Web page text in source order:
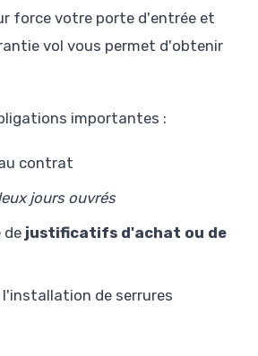
force votre porte d'entrée et
vol vous permet d'obtenir
importantes :
contrat
jours ouvrés
de justificatifs d'achat ou de
de serrures